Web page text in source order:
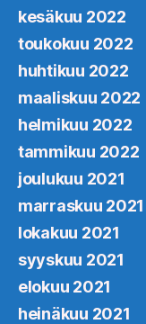
kesäkuu 2022
toukokuu 2022
huhtikuu 2022
maaliskuu 2022
helmikuu 2022
tammikuu 2022
joulukuu 2021
marraskuu 2021
lokakuu 2021
syyskuu 2021
elokuu 2021
heinäkuu 2021